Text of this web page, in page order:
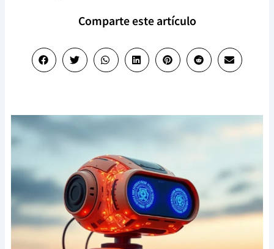
Comparte este artículo